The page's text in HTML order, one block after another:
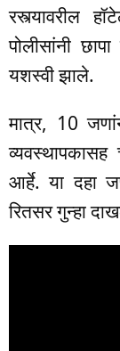
रस्त्यावरील
पोलीसांनी
यशस्वी झाले.
मात्र, 10
आर्हे. या दहा
रितसर गुन्हा